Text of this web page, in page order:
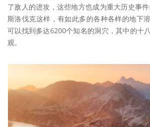
了敌人的进攻，这些地方也成为重大历史事
斯洛伐克这样，有如此多的各种各样的地下
可以找到多达6200个知名的洞穴，其中的十
观。